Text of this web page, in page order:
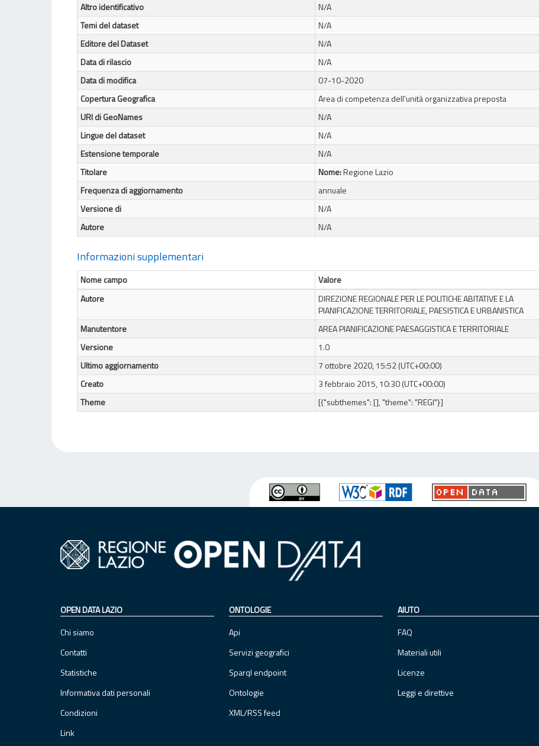
Altro identificativo
N/A
Temi del dataset
N/A
Editore del Dataset
N/A
Data di rilascio
N/A
Data di modifica
07-10-2020
Copertura Geografica
Area di competenza dell'unità organizzativa preposta
URI di GeoNames
N/A
Lingue del dataset
N/A
Estensione temporale
N/A
Titolare
Nome:Regione Lazio
Frequenza di aggiornamento
annuale
Versione di
N/A
Autore
N/A
Informazioni supplementari
Nome campo
Valore
Autore
DIREZIONE REGIONALE PER LE POLITICHE ABITATIVE E LA
PIANIFICAZIONE TERRITORIALE, PAESISTICA E URBANISTICA
Manutentore
AREA PIANIFICAZIONE PAESAGGISTICA E TERRITORIALE
Versione
1.0
Ultimo aggiornamento
7 ottobre 2020, 15:52 (UTC+00:00)
Creato
3 febbraio 2015, 10:30 (UTC+00:00)
Theme
[{"subthemes": [], "theme": "REGI"}]
OPEN DATA LAZIO
Chi siamo
Contatti
Statistiche
Informativa dati personali
Condizioni
Link
ONTOLOGIE
Api
Servizi geografici
Sparql endpoint
Ontologie
XML/RSS feed
AIUTO
FAQ
Materiali utili
Licenze
Leggi e direttive